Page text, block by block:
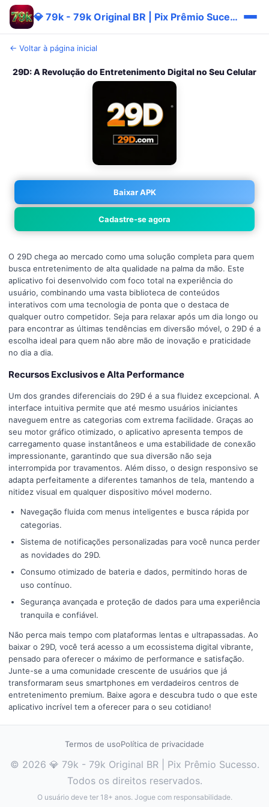
💎 79k - 79k Original BR | Pix Prêmio Sucesso
← Voltar à página inicial
29D: A Revolução do Entretenimento Digital no Seu Celular
Baixar APK
Cadastre-se agora
O 29D chega ao mercado como uma solução completa para quem
busca entretenimento de alta qualidade na palma da mão. Este
aplicativo foi desenvolvido com foco total na experiência do
usuário, combinando uma vasta biblioteca de conteúdos
interativos com uma tecnologia de ponta que o destaca de
qualquer outro competidor. Seja para relaxar após um dia longo ou
para encontrar as últimas tendências em diversão móvel, o 29D é a
escolha ideal para quem não abre mão de inovação e praticidade
no dia a dia.
Recursos Exclusivos e Alta Performance
Um dos grandes diferenciais do 29D é a sua fluidez excepcional. A
interface intuitiva permite que até mesmo usuários iniciantes
naveguem entre as categorias com extrema facilidade. Graças ao
seu motor gráfico otimizado, o aplicativo apresenta tempos de
carregamento quase instantâneos e uma estabilidade de conexão
impressionante, garantindo que sua diversão não seja
interrompida por travamentos. Além disso, o design responsivo se
adapta perfeitamente a diferentes tamanhos de tela, mantendo a
nitidez visual em qualquer dispositivo móvel moderno.
Navegação fluida com menus inteligentes e busca rápida por
categorias.
Sistema de notificações personalizadas para você nunca perder
as novidades do 29D.
Consumo otimizado de bateria e dados, permitindo horas de
uso contínuo.
Segurança avançada e proteção de dados para uma experiência
tranquila e confiável.
Não perca mais tempo com plataformas lentas e ultrapassadas. Ao
baixar o 29D, você terá acesso a um ecossistema digital vibrante,
pensado para oferecer o máximo de performance e satisfação.
Junte-se a uma comunidade crescente de usuários que já
transformaram seus smartphones em verdadeiros centros de
entretenimento premium. Baixe agora e descubra tudo o que este
aplicativo incrível tem a oferecer para o seu cotidiano!
Termos de usoPolítica de privacidade
© 2026 💎 79k - 79k Original BR | Pix Prêmio Sucesso.
Todos os direitos reservados.
O usuário deve ter 18+ anos. Jogue com responsabilidade.